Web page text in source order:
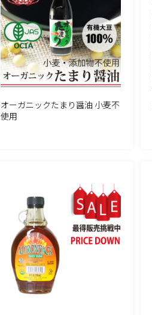
オーガニックたまり醤油 小麦不
使用